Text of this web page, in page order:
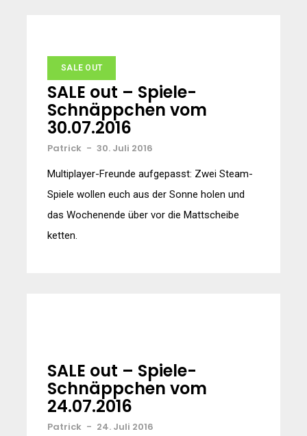
SALE OUT
SALE out – Spiele-
Schnäppchen vom
30.07.2016
Patrick - 30. Juli 2016
Multiplayer-Freunde aufgepasst: Zwei Steam-
Spiele wollen euch aus der Sonne holen und
das Wochenende über vor die Mattscheibe
ketten.
SALE out – Spiele-
Schnäppchen vom
24.07.2016
Patrick - 24. Juli 2016